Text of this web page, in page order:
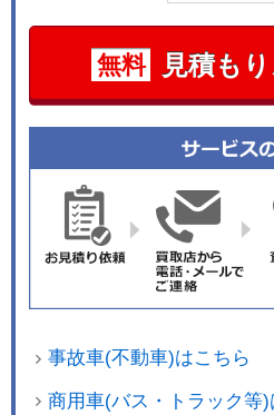
無料 見積も
事故車(不動車)はこちら
商用車(バス・トラック等)